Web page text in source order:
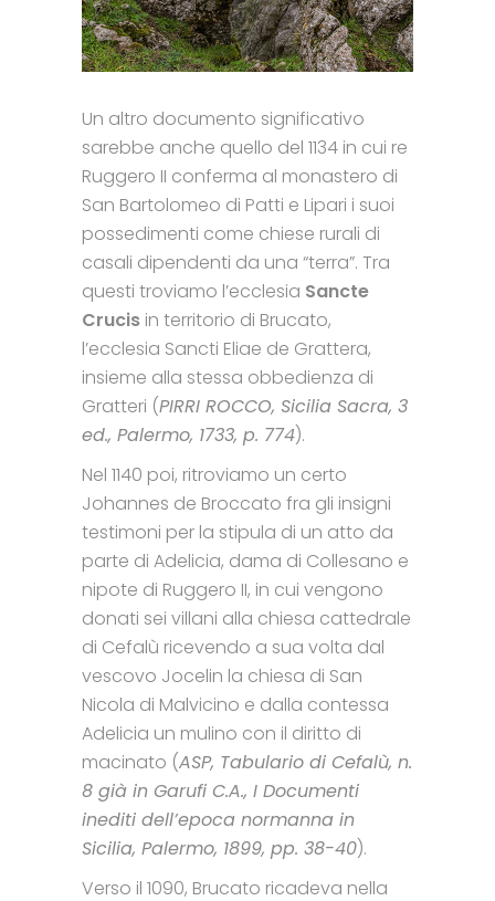
Un altro documento significativo
sarebbe anche quello del 1134 in cui re
Ruggero II conferma al monastero di
San Bartolomeo di Patti e Lipari i suoi
possedimenti come chiese rurali di
casali dipendenti da una “terra”. Tra
questi troviamo l’ecclesia Sancte
Crucis in territorio di Brucato,
l’ecclesia Sancti Eliae de Grattera,
insieme alla stessa obbedienza di
Gratteri (PIRRI ROCCO, Sicilia Sacra, 3
ed., Palermo, 1733, p. 774).
Nel 1140 poi, ritroviamo un certo
Johannes de Broccato fra gli insigni
testimoni per la stipula di un atto da
parte di Adelicia, dama di Collesano e
nipote di Ruggero II, in cui vengono
donati sei villani alla chiesa cattedrale
di Cefalù ricevendo a sua volta dal
vescovo Jocelin la chiesa di San
Nicola di Malvicino e dalla contessa
Adelicia un mulino con il diritto di
macinato (ASP, Tabulario di Cefalù, n.
8 già in Garufi C.A., I Documenti
inediti dell’epoca normanna in
Sicilia, Palermo, 1899, pp. 38-40).
Verso il 1090, Brucato ricadeva nella